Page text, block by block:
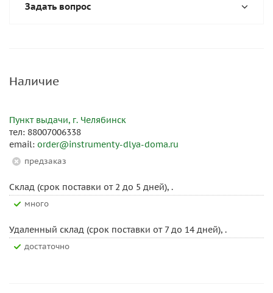
Задать вопрос
Наличие
Пункт выдачи, г. Челябинск
тел: 88007006338
email: order@instrumenty-dlya-doma.ru
Предзаказ
Склад (срок поставки от 2 до 5 дней), .
Много
Удаленный склад (срок поставки от 7 до 14 дней), .
Достаточно